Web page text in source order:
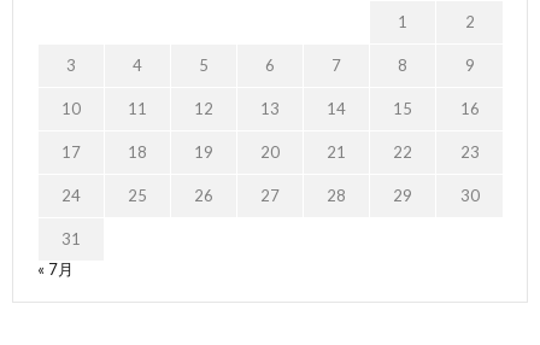
1 2
3 4 5 6 7 8 9
10 11 12 13 14 15 16
17 18 19 20 21 22 23
24 25 26 27 28 29 30
31
« 7月